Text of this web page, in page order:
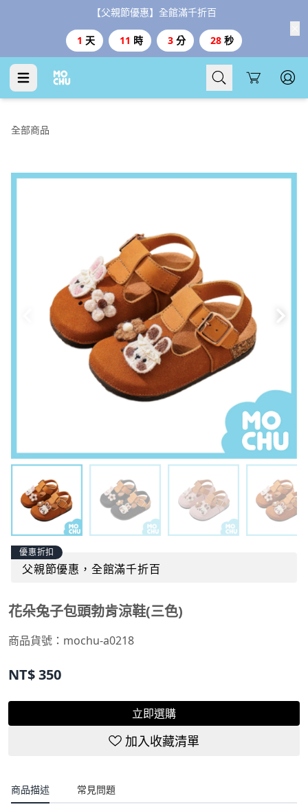
【父親節優惠】全館滿千折百
1 天 11 時 3 分 28 秒
Cart
全部商品
優惠折扣
父親節優惠，全館滿千折百
花朵兔子包頭勃肯涼鞋(三色)
商品貨號： mochu-a0218
NT$350
立即選購
加入收藏清單
商品描述 常見問題